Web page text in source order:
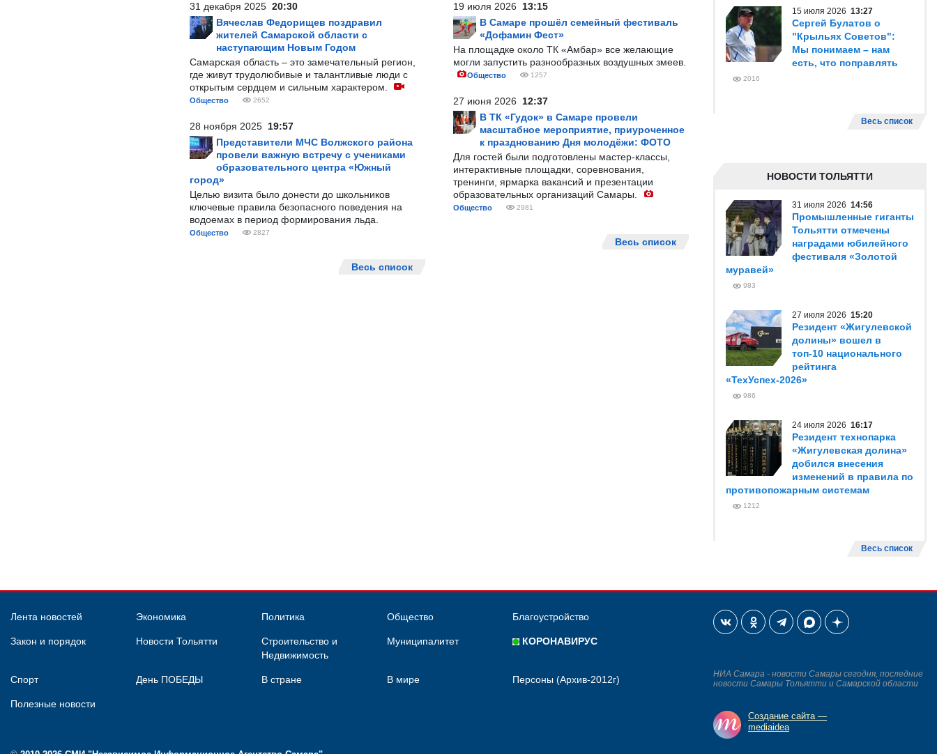
31 декабря 2025 20:30
Вячеслав Федорищев поздравил
жителей Самарской области с
наступающим Новым Годом
Самарская область – это замечательный регион,
где живут трудолюбивые и талантливые люди с
открытым сердцем и сильным характером.
Общество 2652
28 ноября 2025 19:57
Представители МЧС Волжского района
провели важную встречу с учениками
образовательного центра «Южный
город»
Целью визита было донести до школьников
ключевые правила безопасного поведения на
водоемах в период формирования льда.
Общество 2827
Весь список
19 июля 2026 13:15
В Самаре прошёл семейный фестиваль
«Дофамин Фест»
На площадке около ТК «Амбар» все желающие
могли запустить разнообразных воздушных змеев.
Общество 1257
27 июня 2026 12:37
В ТК «Гудок» в Самаре провели
масштабное мероприятие, приуроченное
к празднованию Дня молодёжи: ФОТО
Для гостей были подготовлены мастер-классы,
интерактивные площадки, соревнования,
тренинги, ярмарка вакансий и презентации
образовательных организаций Самары.
Общество 2981
Весь список
15 июля 2026 13:27
Сергей Булатов о
"Крыльях Советов":
Мы понимаем – нам
есть, что поправлять
2016
Весь список
НОВОСТИ ТОЛЬЯТТИ
31 июля 2026 14:56
Промышленные гиганты
Тольятти отмечены
наградами юбилейного
фестиваля «Золотой
муравей»
983
27 июля 2026 15:20
Резидент «Жигулевской
долины» вошел в
топ-10 национального
рейтинга
«ТехУспех-2026»
986
24 июля 2026 16:17
Резидент технопарка
«Жигулевская долина»
добился внесения
изменений в правила по
противопожарным системам
1212
Весь список
Лента новостей Экономика Политика Общество Благоустройство
Закон и порядок Новости Тольятти
Строительство и
Недвижимость
Муниципалитет КОРОНАВИРУС
Спорт День ПОБЕДЫ В стране В мире Персоны (Архив-2012г)
Полезные новости
НИА Самара - новости Самары сегодня, последние
новости Самары Тольятти и Самарской области
Создание сайта —
mediaidea